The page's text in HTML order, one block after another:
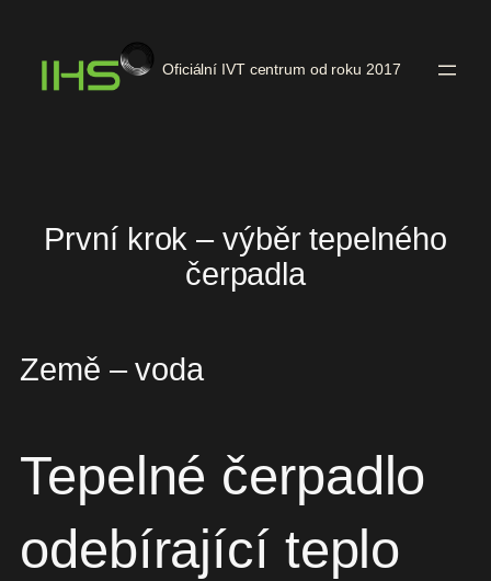
obsah
Oficiální IVT centrum od roku 2017
První krok – výběr tepelného
čerpadla
Země – voda
Tepelné čerpadlo
odebírající teplo